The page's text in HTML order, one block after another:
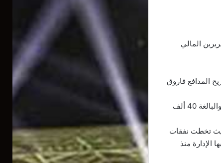
المالي
المدافع فاروق
واستفسر محافظ الحسابات، عن سبب تأخر مجلس إدارة النادي في ضخ قيمة تحويل شافعي، والبالغة 40 ألف
تخطت نفقات
الإدارة منذ